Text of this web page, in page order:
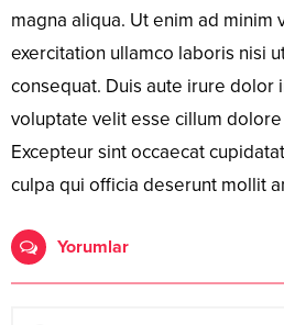
magna aliqua. Ut enim ad minim
exercitation ullamco laboris nisi
consequat. Duis aute irure dolor
voluptate velit esse cillum
Excepteur sint occaecat
culpa qui officia deserunt mollit
Yorumlar